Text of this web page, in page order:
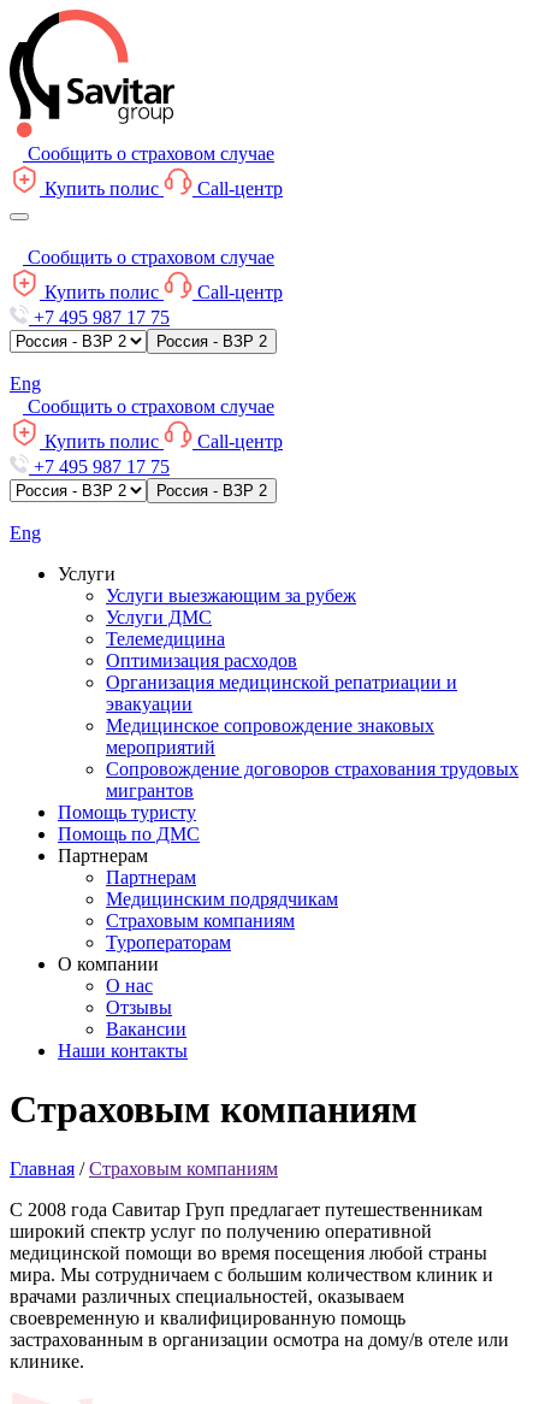
Сообщить о страховом случае
Купить полис
Call-центр
Сообщить о страховом случае
Купить полис
Call-центр
+7 495 987 17 75
Россия - ВЗР 2
Eng
Сообщить о страховом случае
Купить полис
Call-центр
+7 495 987 17 75
Россия - ВЗР 2
Eng
Услуги
Услуги выезжающим за рубеж
Услуги ДМС
Телемедицина
Оптимизация расходов
Организация медицинской репатриации и
эвакуации
Медицинское сопровождение знаковых
мероприятий
Сопровождение договоров страхования трудовых
мигрантов
Помощь туристу
Помощь по ДМС
Партнерам
Партнерам
Медицинским подрядчикам
Страховым компаниям
Туроператорам
О компании
О нас
Отзывы
Вакансии
Наши контакты
Страховым компаниям
Главная /Страховым компаниям
С 2008 года Савитар Груп предлагает путешественникам
широкий спектр услуг по получению оперативной
медицинской помощи во время посещения любой страны
мира. Мы сотрудничаем с большим количеством клиник и
врачами различных специальностей, оказываем
своевременную и квалифицированную помощь
застрахованным в организации осмотра на дому/в отеле или
клинике.